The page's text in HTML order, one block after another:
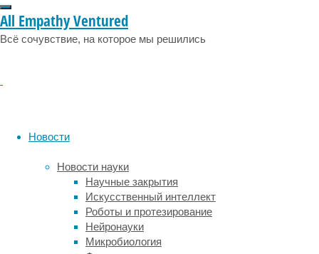
All Empathy Ventured
Всё сочувствие, на которое мы решились
Новости
Новости науки
Научные закрытия
Искусственный интеллект
Роботы и протезирование
Нейронауки
Микробиология
«Новости»
источник,
знакомый
материалов
сайте
раскрытия
корпоративной